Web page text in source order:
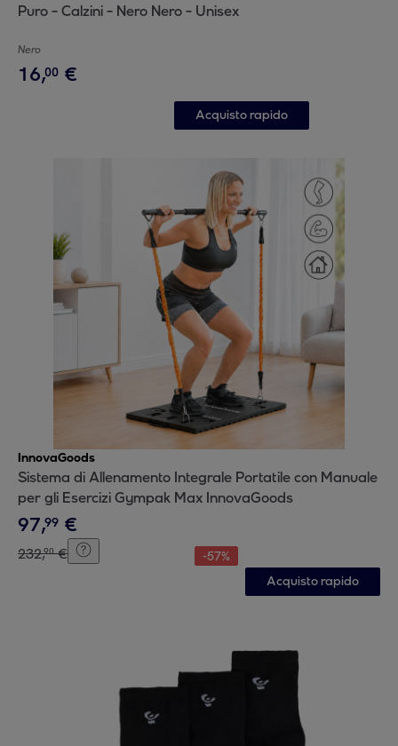
Puro - Calzini - Nero Nero - Unisex
Nero
16,00 €
Acquisto rapido
InnovaGoods
Sistema di Allenamento Integrale Portatile con Manuale
per gli Esercizi Gympak Max InnovaGoods
97,99 €
232,90 € -57%
Acquisto rapido